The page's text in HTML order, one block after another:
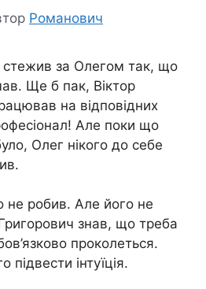
Романович
стежив за Олегом так, що
Ще б пак, Віктор
на відповідних
Але поки що
Олег нікого до себе
не робив. Але його не
знав, що треба
проколеться.
інтуїція.